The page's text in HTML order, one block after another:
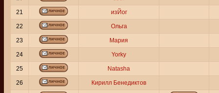
21 изЙог
22 Ольга
23 Мария
24 Yorky
25 Natasha
26 Кирилл Бенедиктов